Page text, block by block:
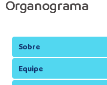
Organograma
Sobre
Equipe